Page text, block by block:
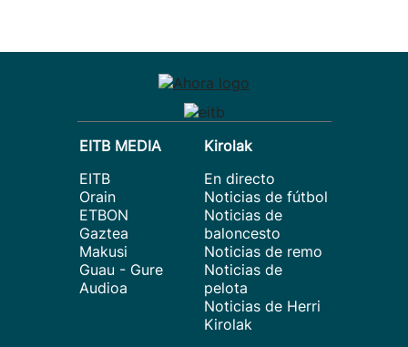
EITB MEDIA
EITB
Orain
ETBON
Gaztea
Makusi
Guau - Gure
Audioa
Kirolak
En directo
Noticias de fútbol
Noticias de
baloncesto
Noticias de remo
Noticias de
pelota
Noticias de Herri
Kirolak